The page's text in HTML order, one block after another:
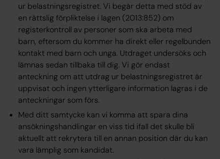
ur belastningsregistret. Vi begär detta med stöd av
en rättslig förpliktelse i lagen (2013:852) om
registerkontroll av personer som ska arbeta med
barn, eftersom du kommer ha direkt eller regelbunden
kontakt med barn och unga. Utdraget undersöks och
lämnas sedan tillbaka till dig. Vi gör endast
anteckning om att utdrag ur belastningsregistret är
uppvisat och ingen ytterligare information lagras i de
anteckningar som förs.
Med ditt samtycke kan vi komma att spara dina
ansökningshandlingar en viss tid ifall det skulle bli
aktuellt att rekrytera till en annan position där du kan
vara lämplig som kandidat.